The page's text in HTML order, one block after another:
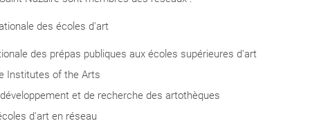
des écoles d'art
des prépas publiques aux écoles supérieures d'art
Institutes of the Arts
et de recherche des artothèques
d'art en réseau